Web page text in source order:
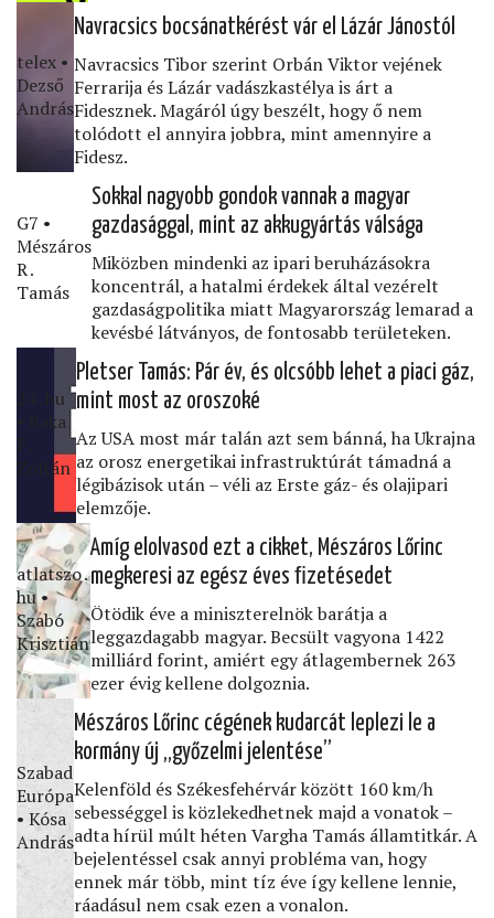
telex •
Dezső
András
Navracsics bocsánatkérést vár el Lázár Jánostól
Navracsics Tibor szerint Orbán Viktor vejének
Ferrarija és Lázár vadászkastélya is árt a
Fidesznek. Magáról úgy beszélt, hogy ő nem
tolódott el annyira jobbra, mint amennyire a
Fidesz.
G7 •
Mészáros
R․
Tamás
Sokkal nagyobb gondok vannak a magyar
gazdasággal, mint az akkugyártás válsága
Miközben mindenki az ipari beruházásokra
koncentrál, a hatalmi érdekek által vezérelt
gazdaságpolitika miatt Magyarország lemarad a
kevésbé látványos, de fontosabb területeken.
24․hu
• Baka
Zoltán
Pletser Tamás: Pár év, és olcsóbb lehet a piaci gáz,
mint most az oroszoké
Az USA most már talán azt sem bánná, ha Ukrajna
az orosz energetikai infrastruktúrát támadná a
légibázisok után – véli az Erste gáz- és olajipari
elemzője.
atlatszo․
hu •
Szabó
Krisztián
Amíg elolvasod ezt a cikket, Mészáros Lőrinc
megkeresi az egész éves ﬁzetésedet
Ötödik éve a miniszterelnök barátja a
leggazdagabb magyar. Becsült vagyona 1422
milliárd forint, amiért egy átlagembernek 263
ezer évig kellene dolgoznia.
Szabad
Európa
• Kósa
András
Mészáros Lőrinc cégének kudarcát leplezi le a
kormány új „győzelmi jelentése”
Kelenföld és Székesfehérvár között 160 km/h
sebességgel is közlekedhetnek majd a vonatok –
adta hírül múlt héten Vargha Tamás államtitkár. A
bejelentéssel csak annyi probléma van, hogy
ennek már több, mint tíz éve így kellene lennie,
ráadásul nem csak ezen a vonalon.